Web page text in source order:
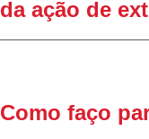
da ação de
Como faço